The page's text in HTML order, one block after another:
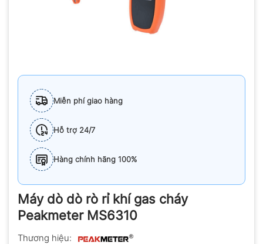
Miễn phí giao hàng
Hỗ trợ 24/7
Hàng chính hãng 100%
Máy dò dò rò rỉ khí gas cháy
Peakmeter MS6310
Thương hiệu: